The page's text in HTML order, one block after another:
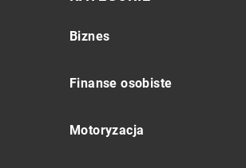
Biznes
Finanse osobiste
Motoryzacja